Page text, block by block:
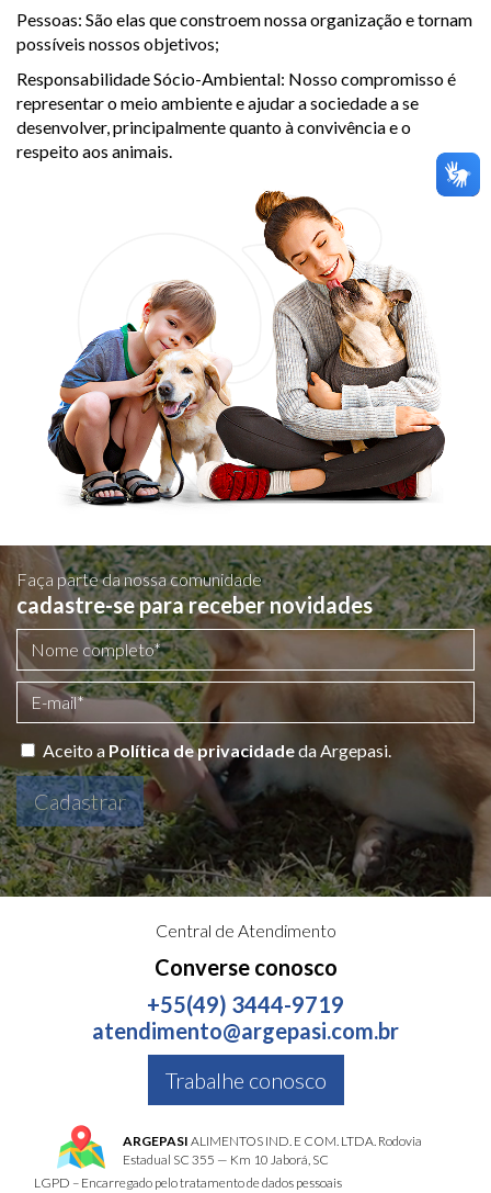
Pessoas: São elas que constroem nossa organização e tornam
possíveis nossos objetivos;
Responsabilidade Sócio-Ambiental: Nosso compromisso é
representar o meio ambiente e ajudar a sociedade a se
desenvolver, principalmente quanto à convivência e o
respeito aos animais.
Faça parte da nossa comunidade
cadastre-se para receber novidades
Aceito a Política de privacidadeda Argepasi.
Cadastrar
Central de Atendimento
Converse conosco
+55(49) 3444-9719
atendimento@argepasi.com.br
Trabalhe conosco
ARGEPASI ALIMENTOS IND. E COM. LTDA. Rodovia
Estadual SC 355 — Km 10 Jaborá, SC
LGPD – Encarregado pelo tratamento de dados pessoais